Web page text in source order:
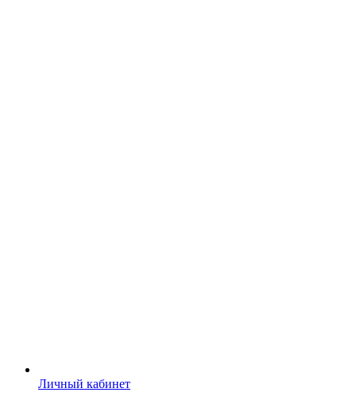
Личный кабинет